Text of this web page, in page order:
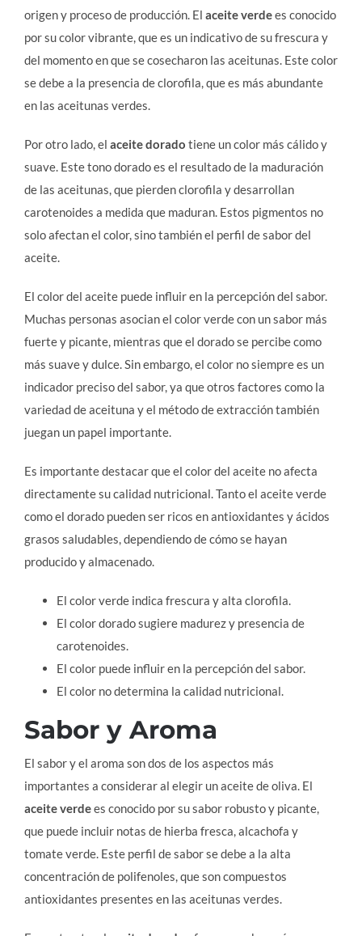
origen y proceso de producción. El aceite verdees conocido
por su color vibrante, que es un indicativo de su frescura y
del momento en que se cosecharon las aceitunas. Este color
se debe a la presencia de clorofila, que es más abundante
en las aceitunas verdes.
Por otro lado, el aceite dorado tiene un color más cálido y
suave. Este tono dorado es el resultado de la maduración
de las aceitunas, que pierden clorofila y desarrollan
carotenoides a medida que maduran. Estos pigmentos no
solo afectan el color, sino también el perfil de sabor del
aceite.
El color del aceite puede influir en la percepción del sabor.
Muchas personas asocian el color verde con un sabor más
fuerte y picante, mientras que el dorado se percibe como
más suave y dulce. Sin embargo, el color no siempre es un
indicador preciso del sabor, ya que otros factores como la
variedad de aceituna y el método de extracción también
juegan un papel importante.
Es importante destacar que el color del aceite no afecta
directamente su calidad nutricional. Tanto el aceite verde
como el dorado pueden ser ricos en antioxidantes y ácidos
grasos saludables, dependiendo de cómo se hayan
producido y almacenado.
El color verde indica frescura y alta clorofila.
El color dorado sugiere madurez y presencia de
carotenoides.
El color puede influir en la percepción del sabor.
El color no determina la calidad nutricional.
Sabor y Aroma
El sabor y el aroma son dos de los aspectos más
importantes a considerar al elegir un aceite de oliva. El
aceite verdees conocido por su sabor robusto y picante,
que puede incluir notas de hierba fresca, alcachofa y
tomate verde. Este perfil de sabor se debe a la alta
concentración de polifenoles, que son compuestos
antioxidantes presentes en las aceitunas verdes.